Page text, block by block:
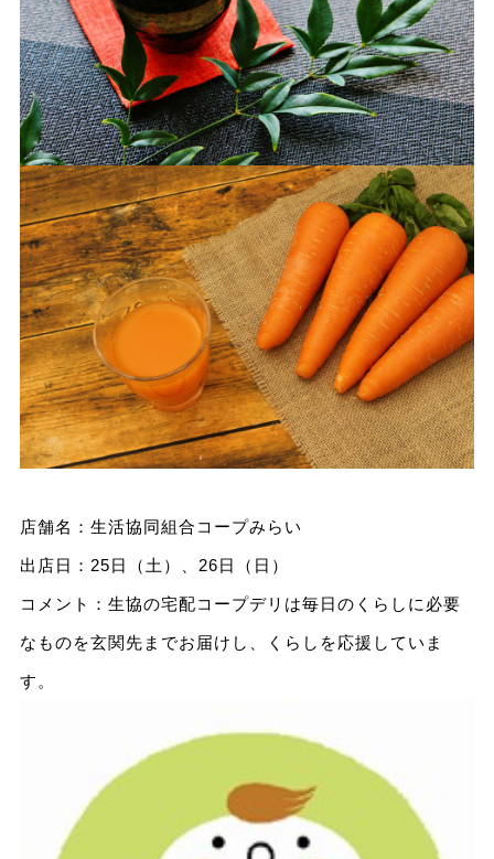
店舗名：生活協同組合コープみらい
出店日：25日（土）、26日（日）
コメント：生協の宅配コープデリは毎日のくらしに必要
なものを玄関先までお届けし、くらしを応援していま
す。